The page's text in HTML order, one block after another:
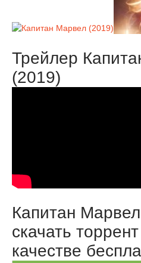
Трейлер
(2019)
Капитан
скачать
качестве